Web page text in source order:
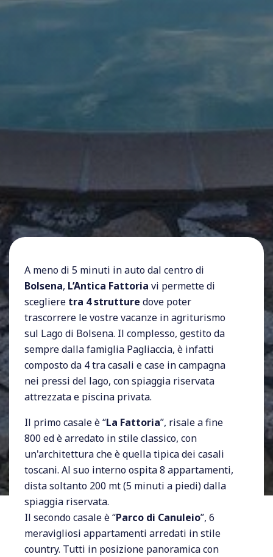
A meno di 5 minuti in auto dal centro di
Bolsena, L’Antica Fattoria vi permette di
scegliere tra 4 strutture dove poter
trascorrere le vostre vacanze in agriturismo
sul Lago di Bolsena. Il complesso, gestito da
sempre dalla famiglia Pagliaccia, è infatti
composto da 4 tra casali e case in campagna
nei pressi del lago, con spiaggia riservata
attrezzata e piscina privata.
Il primo casale è “La Fattoria”, risale a fine
800 ed è arredato in stile classico, con
un'architettura che è quella tipica dei casali
toscani. Al suo interno ospita 8 appartamenti,
dista soltanto 200 mt (5 minuti a piedi) dalla
spiaggia riservata.
Il secondo casale è “Parco di Canuleio”, 6
meravigliosi appartamenti arredati in stile
country. Tutti in posizione panoramica con